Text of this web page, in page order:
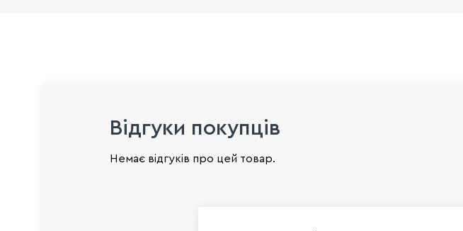
Відгуки покупців
Немає відгуків про цей товар.